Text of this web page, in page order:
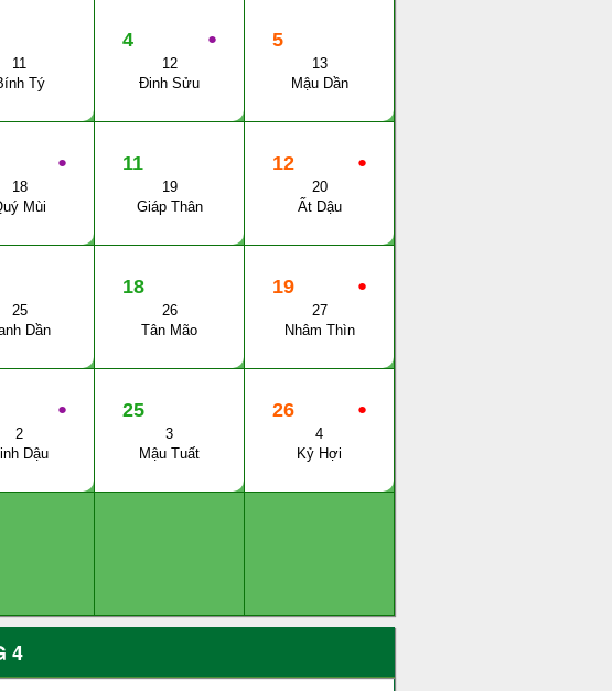
11
Tý
●
4
12
Đinh Sửu
5
13
Mậu Dần
●
18
Mùi
11
19
Giáp Thân
●
12
20
Ất Dậu
25
Dần
18
26
Tân Mão
●
19
27
Nhâm Thìn
●
2
Dậu
25
3
Mậu Tuất
●
26
4
Kỷ Hợi
4